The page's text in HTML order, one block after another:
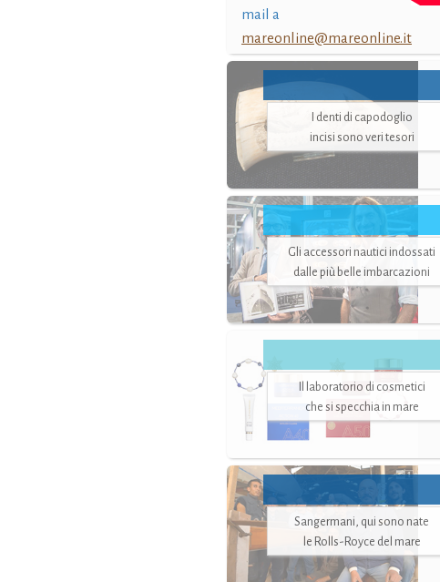
mail a
mareonline@mareonline.it
I denti di capodoglio
incisi sono veri tesori
Gli accessori nautici indossati
dalle più belle imbarcazioni
Il laboratorio di cosmetici
che si specchia in mare
Sangermani, qui sono nate
le Rolls-Royce del mare